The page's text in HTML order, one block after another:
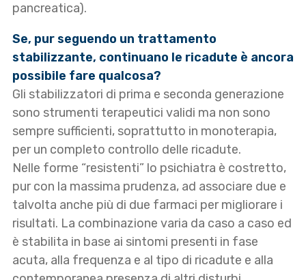
pancreatica).
Se, pur seguendo un trattamento
stabilizzante, continuano le ricadute è ancora
possibile fare qualcosa?
Gli stabilizzatori di prima e seconda generazione
sono strumenti terapeutici validi ma non sono
sempre sufficienti, soprattutto in monoterapia,
per un completo controllo delle ricadute.
Nelle forme “resistenti” lo psichiatra è costretto,
pur con la massima prudenza, ad associare due e
talvolta anche più di due farmaci per migliorare i
risultati. La combinazione varia da caso a caso ed
è stabilita in base ai sintomi presenti in fase
acuta, alla frequenza e al tipo di ricadute e alla